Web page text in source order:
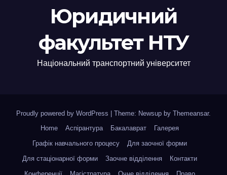
Юридичний
факультет НТУ
Національний транспортний університет
Proudly powered by WordPress Theme: Newsup by Themeansar.
Home
Аспірантура Бакалаврат
Галерея
Графік навчального процесу
Для заочної форми
Для стаціонарної форми
Заочне відділення
Контакти